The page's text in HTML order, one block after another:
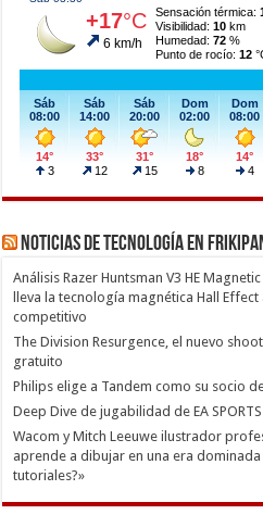
Noticias de Tecnología en
Análisis Razer Huntsman V3 HE
lleva la tecnología magnética Hall
competitivo
The Division Resurgence, el nuevo
gratuito
Philips elige a Tandem como su socio
Deep Dive de jugabilidad de EA SPORTS
Wacom y Mitch Leeuwe ilustrador
aprende a dibujar en una era
tutoriales?»